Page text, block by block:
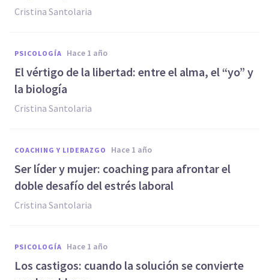
Cristina Santolaria
PSICOLOGÍA hace 1 año
El vértigo de la libertad: entre el alma, el “yo” y
la biología
Cristina Santolaria
COACHING Y LIDERAZGO hace 1 año
Ser líder y mujer: coaching para afrontar el
doble desafío del estrés laboral
Cristina Santolaria
PSICOLOGÍA hace 1 año
Los castigos: cuando la solución se convierte